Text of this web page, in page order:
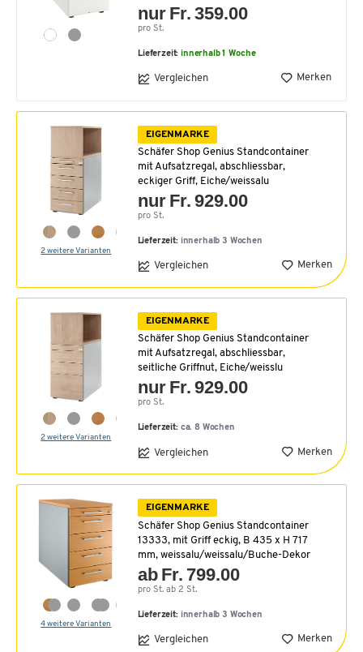
nur Fr. 359.00
pro St.
Lieferzeit:innerhalb 1 Woche
Vergleichen Merken
2 weitere Varianten
EIGENMARKE
Schäfer Shop Genius Standcontainer
mit Aufsatzregal, abschliessbar,
eckiger Griff, Eiche/weissalu
nur Fr. 929.00
pro St.
Lieferzeit: innerhalb 3 Wochen
Vergleichen Merken
2 weitere Varianten
EIGENMARKE
Schäfer Shop Genius Standcontainer
mit Aufsatzregal, abschliessbar,
seitliche Griffnut, Eiche/weisslu
nur Fr. 929.00
pro St.
Lieferzeit: ca. 8 Wochen
Vergleichen Merken
4 weitere Varianten
EIGENMARKE
Schäfer Shop Genius Standcontainer
13333, mit Griff eckig, B 435 x H 717
mm, weissalu/weissalu/Buche-Dekor
ab Fr. 799.00
pro St. ab 2 St.
Lieferzeit: innerhalb 3 Wochen
Vergleichen Merken